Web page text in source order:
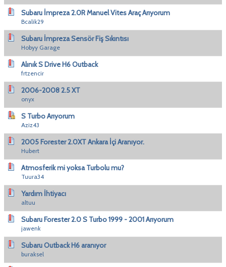
Subaru İmpreza 2.0R Manuel Vites Araç Arıyorum
Bcalik29
Subaru İmpreza Sensör Fiş Sıkıntısı
Hobyy Garage
Alınık S Drive H6 Outback
frtzencir
2006-2008 2.5 XT
onyx
S Turbo Arıyorum
Aziz43
2005 Forester 2.0XT Ankara İçi Aranıyor.
Hubert
Atmosferik mi yoksa Turbolu mu?
Tuura34
Yardım İhtiyacı
altuu
Subaru Forester 2.0 S Turbo 1999 - 2001 Arıyorum
jawenk
Subaru Outback H6 aranıyor
buraksel